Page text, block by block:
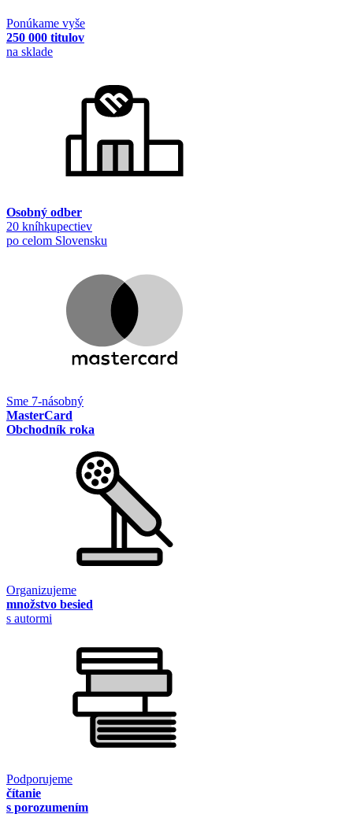
Ponúkame vyše
250 000 titulov
na sklade
Osobný odber
20 kníhkupectiev
po celom Slovensku
Sme 7-násobný
MasterCard
Obchodník roka
Organizujeme
množstvo besied
s autormi
Podporujeme
čítanie
s porozumením